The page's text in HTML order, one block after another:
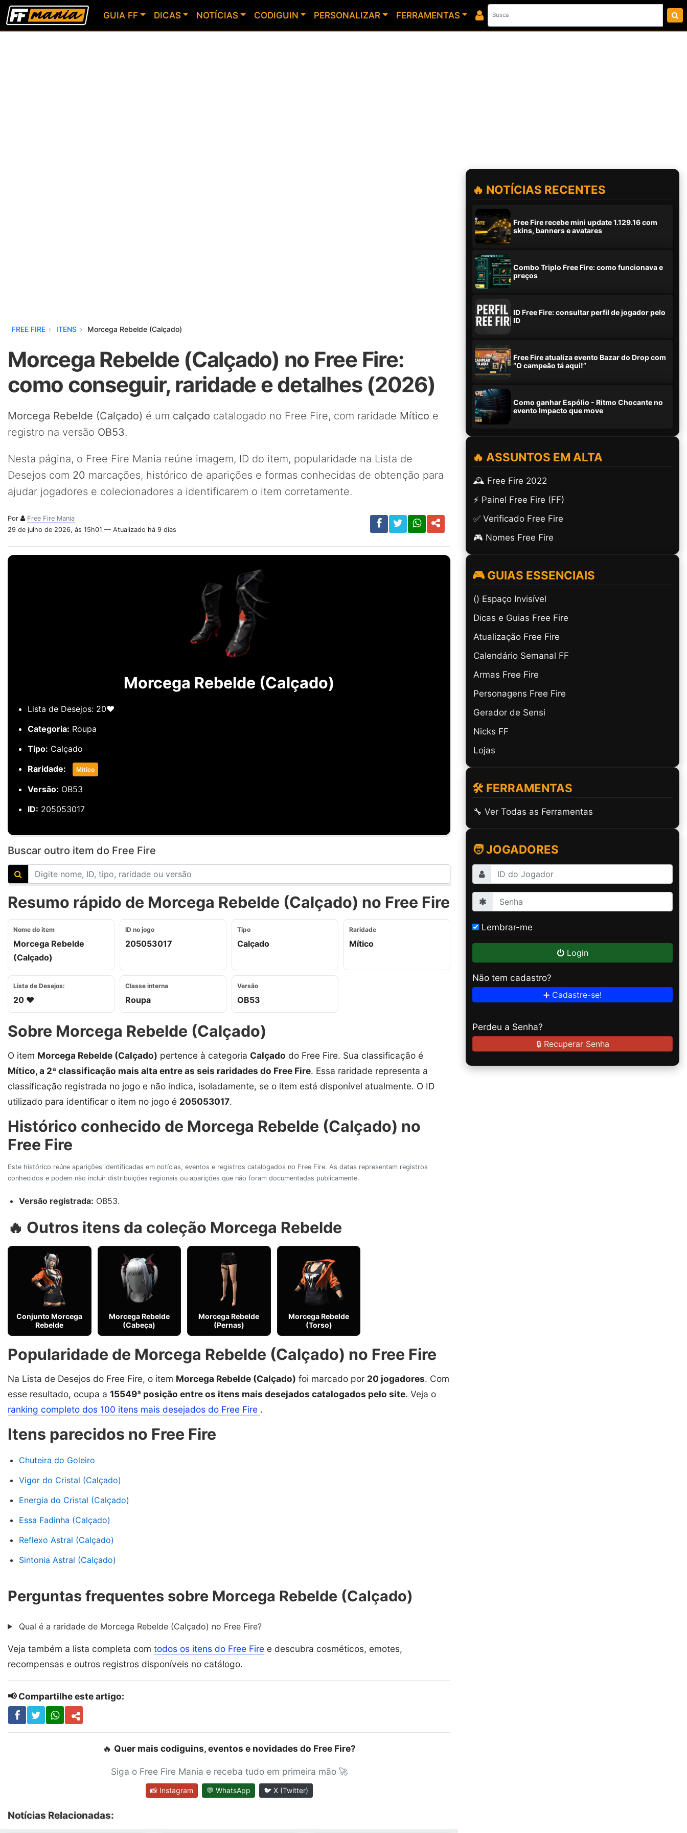
GUIA FF DICAS NOTÍCIAS CODIGUIN PERSONALIZAR FERRAMENTAS
FREE FIRE ITENS Morcega Rebelde (Calçado)
Morcega Rebelde (Calçado) no Free Fire:
como conseguir, raridade e detalhes (2026)
Morcega Rebelde (Calçado) é um calçado catalogado no Free Fire, com raridade Mítico e
registro na versão OB53.
Nesta página, o Free Fire Mania reúne imagem, ID do item, popularidade na Lista de
Desejos com 20 marcações, histórico de aparições e formas conhecidas de obtenção para
ajudar jogadores e colecionadores a identificarem o item corretamente.
Por
Free Fire Mania
29 de julho de 2026, às 15h01 — Atualizado há 9 dias
Morcega Rebelde (Calçado)
Lista de Desejos: 20❤️
Categoria: Roupa
Tipo: Calçado
Raridade:
Mítico
Versão: OB53
ID: 205053017
Buscar outro item do Free Fire
Resumo rápido de Morcega Rebelde (Calçado) no Free Fire
Nome do item
Morcega Rebelde
(Calçado)
ID no jogo
205053017
Tipo
Calçado
Raridade
Mítico
Lista de Desejos:
20 ❤️
Classe interna
Roupa
Versão
OB53
Sobre Morcega Rebelde (Calçado)
O item Morcega Rebelde (Calçado) pertence à categoria Calçado do Free Fire. Sua classificação é
Mítico, a 2ª classificação mais alta entre as seis raridades do Free Fire. Essa raridade representa a
classificação registrada no jogo e não indica, isoladamente, se o item está disponível atualmente. O ID
utilizado para identificar o item no jogo é 205053017.
Histórico conhecido de Morcega Rebelde (Calçado) no
Free Fire
Este histórico reúne aparições identificadas em notícias, eventos e registros catalogados no Free Fire. As datas representam registros
conhecidos e podem não incluir distribuições regionais ou aparições que não foram documentadas publicamente.
Versão registrada: OB53.
🔥 Outros itens da coleção Morcega Rebelde
Conjunto Morcega
Rebelde
Morcega Rebelde
(Cabeça)
Morcega Rebelde
(Pernas)
Morcega Rebelde
(Torso)
Popularidade de Morcega Rebelde (Calçado) no Free Fire
Na Lista de Desejos do Free Fire, o item Morcega Rebelde (Calçado) foi marcado por 20 jogadores. Com
esse resultado, ocupa a 15549ª posição entre os itens mais desejados catalogados pelo site. Veja o
ranking completo dos 100 itens mais desejados do Free Fire .
Itens parecidos no Free Fire
Chuteira do Goleiro
Vigor do Cristal (Calçado)
Energia do Cristal (Calçado)
Essa Fadinha (Calçado)
Reflexo Astral (Calçado)
Sintonia Astral (Calçado)
Perguntas frequentes sobre Morcega Rebelde (Calçado)
Qual é a raridade de Morcega Rebelde (Calçado) no Free Fire?
Veja também a lista completa com todos os itens do Free Fire e descubra cosméticos, emotes,
recompensas e outros registros disponíveis no catálogo.
📢 Compartilhe este artigo:
🔥 Quer mais codiguins, eventos e novidades do Free Fire?
Siga o Free Fire Mania e receba tudo em primeira mão 🚀
📸 Instagram 💬 WhatsApp 🐦 X (Twitter)
Notícias Relacionadas:
🔥 NOTÍCIAS RECENTES
Free Fire recebe mini update 1.129.16 com
skins, banners e avatares
Combo Triplo Free Fire: como funcionava e
preços
ID Free Fire: consultar perfil de jogador pelo
ID
Free Fire atualiza evento Bazar do Drop com
“O campeão tá aqui!”
Como ganhar Espólio - Ritmo Chocante no
evento Impacto que move
🔥 ASSUNTOS EM ALTA
🕰️ Free Fire 2022
⚡ Painel Free Fire (FF)
✅ Verificado Free Fire
🎮 Nomes Free Fire
🎮 GUIAS ESSENCIAIS
(ㅤ) Espaço Invisível
Dicas e Guias Free Fire
Atualização Free Fire
Calendário Semanal FF
Armas Free Fire
Personagens Free Fire
Gerador de Sensi
Nicks FF
Lojas
🛠️ FERRAMENTAS
🔧 Ver Todas as Ferramentas
🧑 JOGADORES
Lembrar-me
Login
Não tem cadastro?
➕ Cadastre-se!
Perdeu a Senha?
🔒 Recuperar Senha